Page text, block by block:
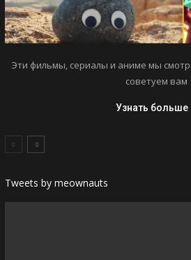
Эти фильмы, сериалы и аниме мы
советуем вам
Узнать больше
Tweets by meownauts